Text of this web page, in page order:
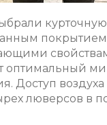
курточную
оптимальный
Доступ
люверсов в